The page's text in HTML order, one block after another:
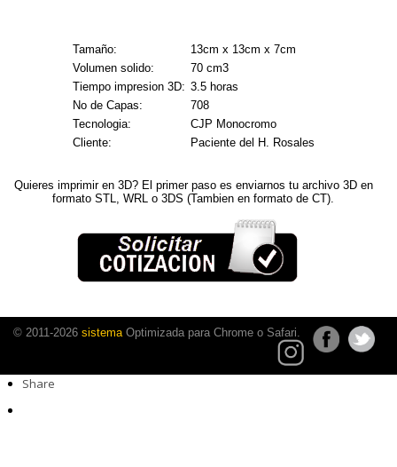
Tamaño:
13cm x 13cm x 7cm
Volumen solido:
70 cm3
Tiempo impresion 3D: 3.5 horas
No de Capas:
708
Tecnologia:
CJP Monocromo
Cliente:
Paciente del H. Rosales
Quieres imprimir en 3D? El primer paso es enviarnos tu archivo 3D en
formato STL, WRL o 3DS (Tambien en formato de CT).
© 2011-2026 sistema Optimizada para Chrome o Safari.
Share